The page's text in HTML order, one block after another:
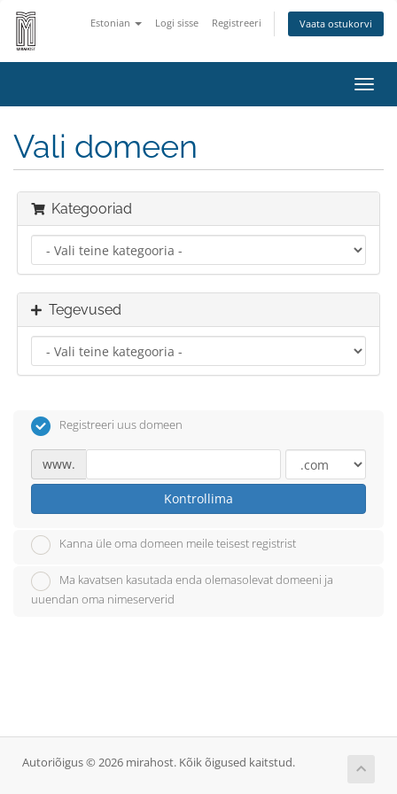
Estonian Logi sisse Registreeri Vaata ostukorvi
Vali domeen
Kategooriad
Tegevused
Registreeri uus domeen
www.
Kontrollima
Kanna üle oma domeen meile teisest registrist
Ma kavatsen kasutada enda olemasolevat domeeni ja
uuendan oma nimeserverid
Autoriõigus © 2026 mirahost. Kõik õigused kaitstud.